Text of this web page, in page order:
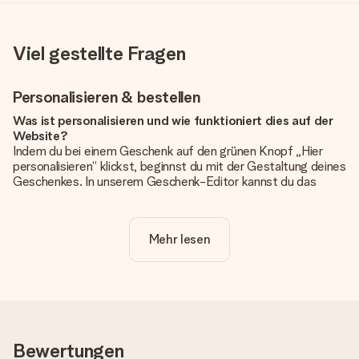
Viel gestellte Fragen
Personalisieren & bestellen
Was ist personalisieren und wie funktioniert dies auf der
Website?
Indem du bei einem Geschenk auf den grünen Knopf „Hier
personalisieren“ klickst, beginnst du mit der Gestaltung deines
Geschenkes. In unserem Geschenk-Editor kannst du das
noch eines unserer angebotenen Designs, um deinem
Geschenk die perfekte Ausstrahlung zu verleihen.
Wir möchten sicherstellen, dass du mit deinem Geschenk
Mehr lesen
Bewertungen